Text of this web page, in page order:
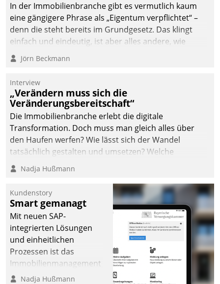
In der Immobilienbranche gibt es vermutlich kaum
eine gängigere Phrase als „Eigentum verpflichtet“ –
denn die steht bereits im Grundgesetz. Das klingt
einfach und eindeutig, ist aber alles andere, wie
Branchenbeschäftigte wissen. Denn mit der
Verantwortung folgen Verpflichtungen.
Jörn Beckmann
Interview
„Verändern muss sich die
Veränderungsbereitschaft“
Die Immobilienbranche erlebt die digitale
Transformation. Doch muss man gleich alles über
den Haufen werfen? Wie lässt sich der Wandel
tatsächlich gestalten und umsetzen? Welche
Argumente zählen wirklich?
Nadja Hußmann
Kundenstory
Smart gemanagt
Mit neuen SAP-
integrierten Lösungen
und einheitlichen
Prozessen ist das
Immobilienmanagement
der Bayerischen
Nadja Hußmann